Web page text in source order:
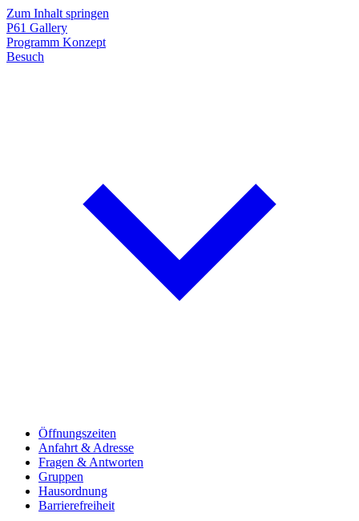
Zum Inhalt springen
P61 Gallery
Programm Konzept
Besuch
Öffnungszeiten
Anfahrt & Adresse
Fragen & Antworten
Gruppen
Hausordnung
Barrierefreiheit